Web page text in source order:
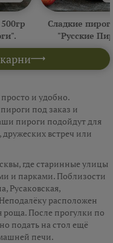
Сладкие
"Русские
и удобно.
под заказ и
пироги подойдут для
встреч или
где старинные улицы
и парками. Поблизости
Русаковская,
расположен
После прогулки по
подать на стол ещё
печи.